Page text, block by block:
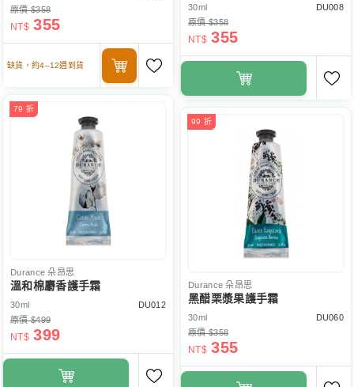
原價 $358
NT$ 355
缺貨，約4–12週到貨
30ml
DU008
原價 $358
NT$ 355
79 折
Durance 朵昂思
溫和棉麝香護手霜
30ml
DU012
原價 $499
NT$ 399
99 折
Durance 朵昂思
黑醋栗漿果護手霜
30ml
DU060
原價 $358
NT$ 355